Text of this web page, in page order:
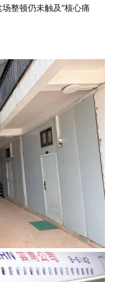
整顿仍未触及“核心痛